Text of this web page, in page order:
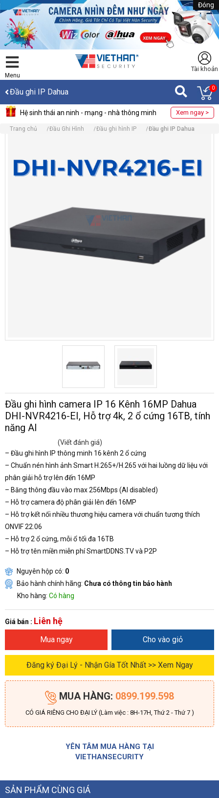
Đóng
Menu
Tài khoản
Đầu ghi IP Dahua 0
Hệ sinh thái an ninh - mạng - nhà thông minh Xem ngay >
Trang chủ Đầu Ghi Hình Đầu ghi hình IP Đầu ghi IP Dahua
Đầu ghi hình camera IP 16 Kênh 16MP Dahua
DHI-NVR4216-EI, Hỗ trợ 4k, 2 ổ cứng 16TB, tính
năng AI
(Viết đánh giá)
– Đầu ghi hình IP thông minh 16 kênh 2 ổ cứng
– Chuẩn nén hình ảnh Smart H.265+/H.265 với hai luồng dữ liệu với
phân giải hỗ trợ lên đến 16MP
– Băng thông đầu vào max 256Mbps (AI disabled)
– Hỗ trợ camera độ phân giải lên đến 16MP
– Hỗ trợ kết nối nhiều thương hiệu camera với chuẩn tương thích
ONVIF 22.06
– Hỗ trợ 2 ổ cứng, mỗi ổ tối đa 16TB
– Hỗ trợ tên miền miễn phí SmartDDNS.TV và P2P
Nguyên hộp có: 0
Bảo hành chính hãng: Chưa có thông tin bảo hành
Kho hàng: Có hàng
Giá bán : Liên hệ
Mua ngay Cho vào giỏ
Đăng ký Đại Lý - Nhận Gía Tốt Nhất >> Xem Ngay
MUA HÀNG: 0899.199.598
CÓ GIÁ RIÊNG CHO ĐẠI LÝ (Làm việc : 8H-17H, Thứ 2 - Thứ 7 )
YÊN TÂM MUA HÀNG TẠI
VIETHANSECURITY
SẢN PHẨM CÙNG GIÁ